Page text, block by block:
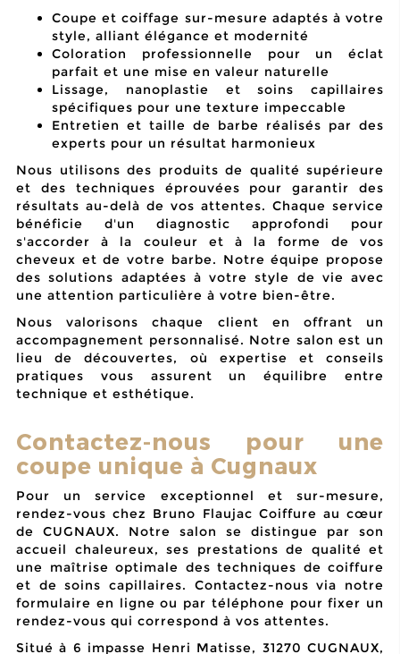
Coupe et coiffage sur-mesure adaptés à votre
style, alliant élégance et modernité
Coloration professionnelle pour un éclat
parfait et une mise en valeur naturelle
Lissage, nanoplastie et soins capillaires
spécifiques pour une texture impeccable
Entretien et taille de barbe réalisés par des
experts pour un résultat harmonieux
Nous utilisons des produits de qualité supérieure
et des techniques éprouvées pour garantir des
résultats au-delà de vos attentes. Chaque service
bénéficie d'un diagnostic approfondi
pour
s'accorder à la couleur et à la forme de vos
cheveux et de votre barbe. Notre équipe propose
des solutions adaptées à votre style de vie avec
une attention particulière à votre bien-être.
Nous valorisons chaque client en offrant un
accompagnement personnalisé. Notre salon est un
lieu de découvertes, où expertise et conseils
pratiques vous assurent un équilibre entre
technique et esthétique.
Contactez-nous pour une
coupe unique à Cugnaux
Pour un service exceptionnel et sur-mesure,
rendez-vous chez Bruno Flaujac Coiffure au cœur
de CUGNAUX. Notre salon se distingue par son
accueil chaleureux, ses prestations de qualité et
une maîtrise optimale des techniques de coiffure
et de soins capillaires. Contactez-nous via notre
formulaire en ligne ou par téléphone pour fixer un
rendez-vous qui correspond à vos attentes.
Situé à 6 impasse Henri Matisse, 31270 CUGNAUX,